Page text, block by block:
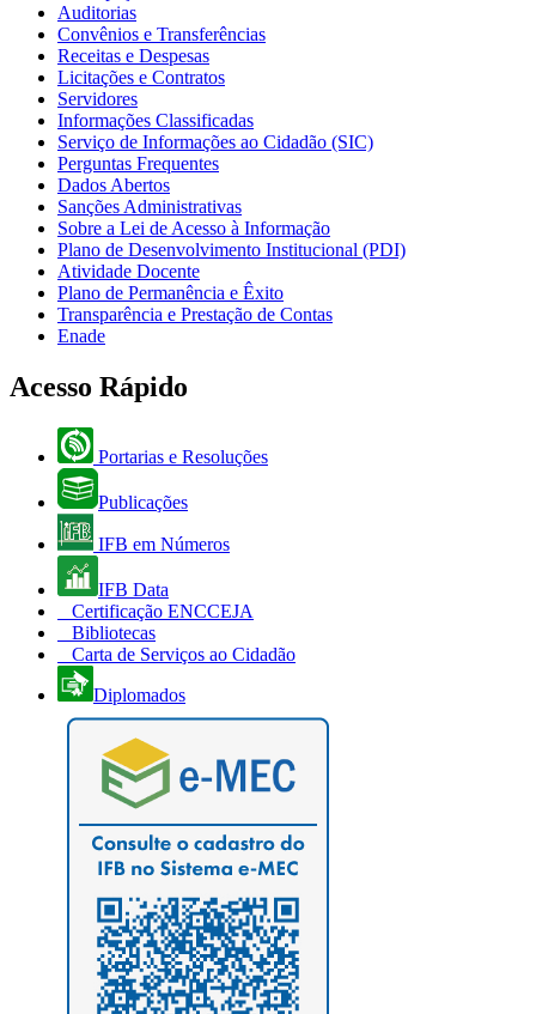
Auditorias
Convênios e Transferências
Receitas e Despesas
Licitações e Contratos
Servidores
Informações Classificadas
Serviço de Informações ao Cidadão (SIC)
Perguntas Frequentes
Dados Abertos
Sanções Administrativas
Sobre a Lei de Acesso à Informação
Plano de Desenvolvimento Institucional (PDI)
Atividade Docente
Plano de Permanência e Êxito
Transparência e Prestação de Contas
Enade
Acesso Rápido
Portarias e Resoluções
Publicações
IFB em Números
IFB Data
Certificação ENCCEJA
Bibliotecas
Carta de Serviços ao Cidadão
Diplomados